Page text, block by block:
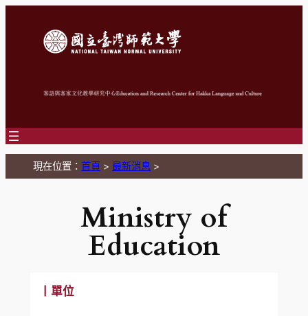
現在位置： 首頁 > 最新消息 >
Ministry of
Education
丨單位